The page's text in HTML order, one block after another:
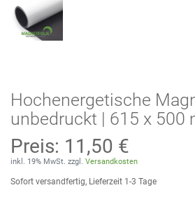
Hochenergetische
unbedruckt | 615 x 500
Preis: 11,50 €
inkl. 19% MwSt. zzgl. Versandkosten
Sofort versandfertig, Lieferzeit 1-3 Tage